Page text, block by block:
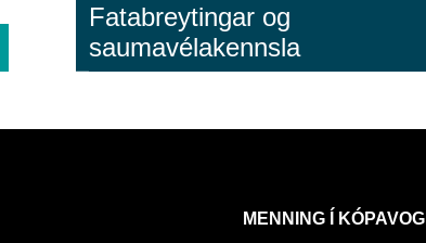
Fatabreytingar og
saumavélakennsla
MENNING Í KÓPAVOGI